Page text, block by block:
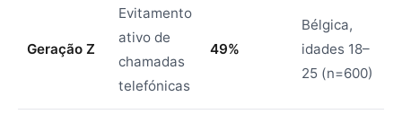
Geração Z
Evitamento
ativo de
chamadas
telefónicas
49%
Bélgica,
idades 18–
25 (n=600)